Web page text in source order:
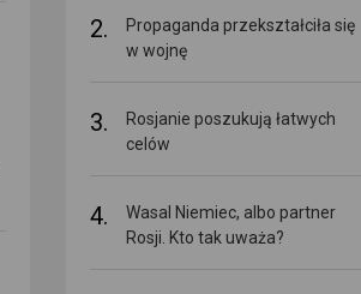
2.
Propaganda przekształciła się
w wojnę
3.
Rosjanie poszukują łatwych
celów
4.
Wasal Niemiec, albo partner
Rosji. Kto tak uważa?